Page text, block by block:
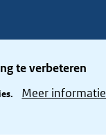
te verbeteren
Meer informatie